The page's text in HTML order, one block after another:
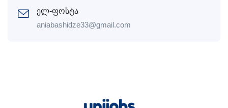
ელ-ფოსტა
aniabashidze33@gmail.com